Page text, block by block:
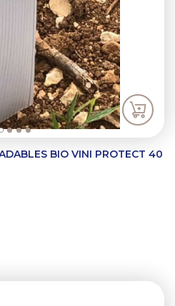
BIO VINI PROTECT 40